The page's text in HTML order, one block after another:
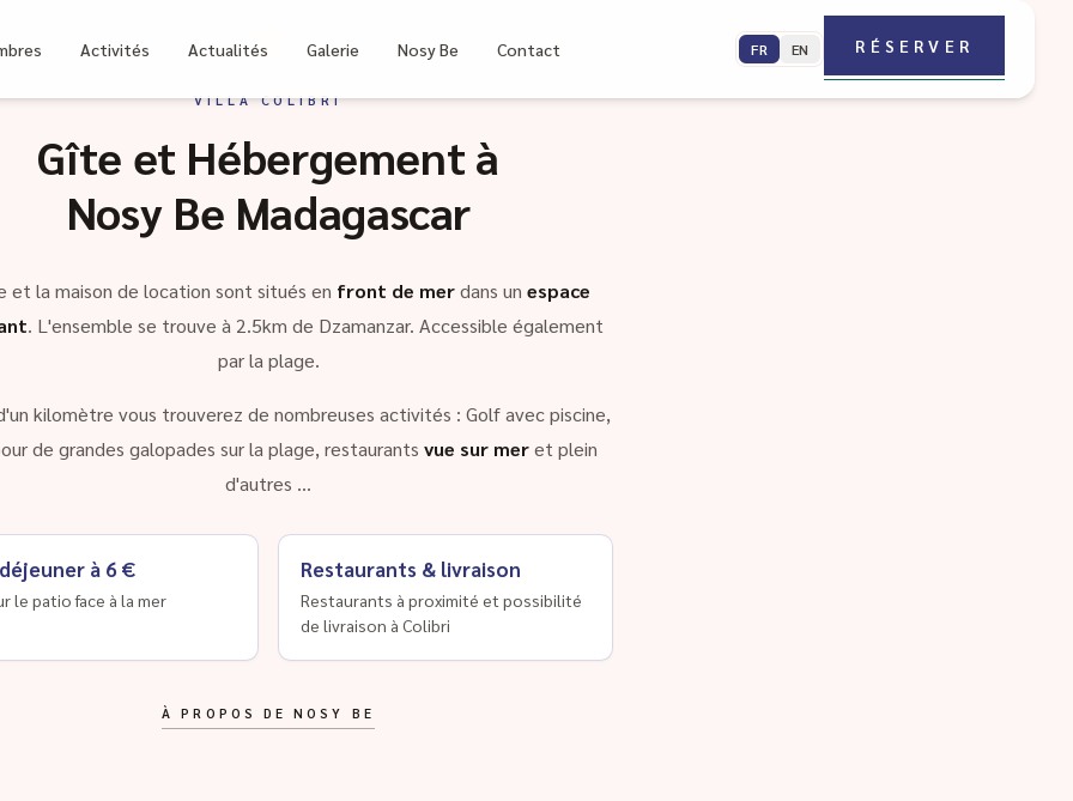
Activités Actualités Galerie Nosy Be Contact FR EN RÉSERVER
VILLA COLIBRI
Gîte et Hébergement à
Nosy Be Madagascar
et la maison de location sont situés en front de merdans un espace
. L'ensemble se trouve à 2.5km de Dzamanzar. Accessible également
par la plage.
kilomètre vous trouverez de nombreuses activités : Golf avec piscine,
de grandes galopades sur la plage, restaurants vue sur meret plein
d'autres …
à 6 €
le patio face à la mer
Restaurants & livraison
Restaurants à proximité et possibilité
de livraison à Colibri
À PROPOS DE NOSY BE